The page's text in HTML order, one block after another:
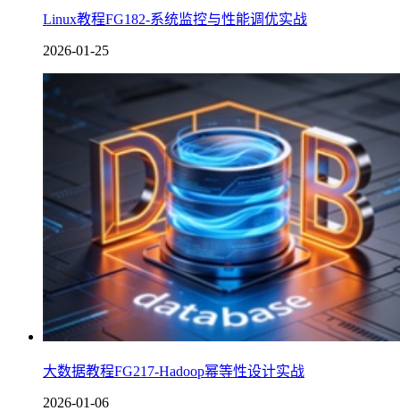
Linux教程FG182-系统监控与性能调优实战
2026-01-25
大数据教程FG217-Hadoop幂等性设计实战
2026-01-06